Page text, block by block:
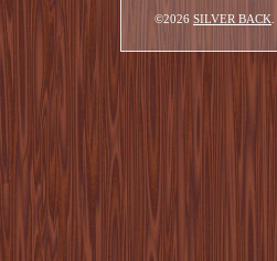
©2026 SILVER BACK